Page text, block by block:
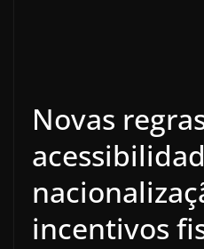
Novas
incentivos